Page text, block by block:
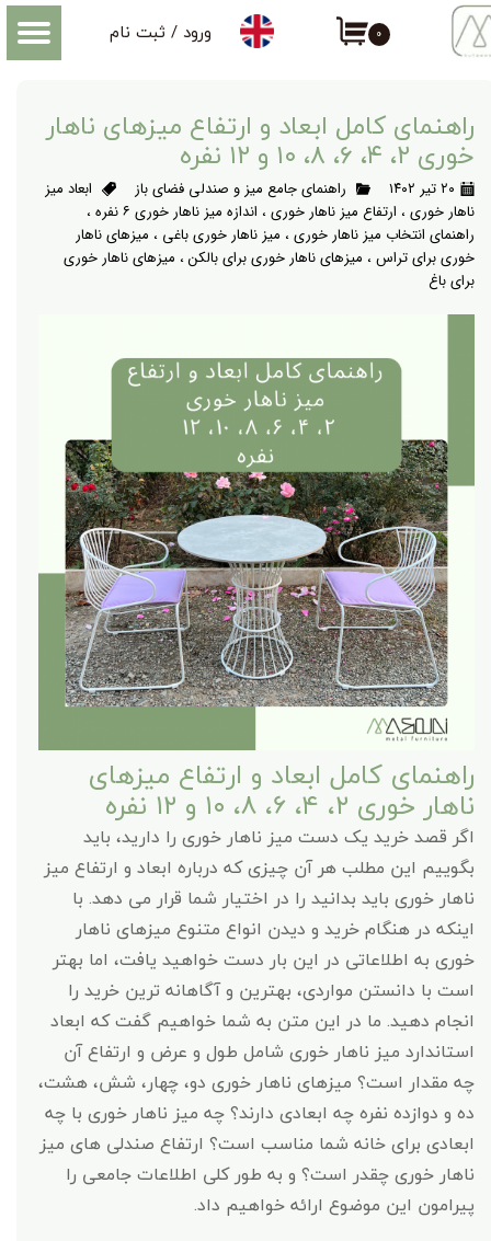
۰ ورود / ثبت نام
حساب کاربری من
سفارشات
خروج از حساب کاربری
راهنمای کامل ابعاد و ارتفاع میزهای ناهار
خوری ۲، ۴، ۶، ۸، ۱۰ و ۱۲ نفره
۲۰ تیر ۱۴۰۲ راهنمای جامع میز و صندلی فضای باز
ابعاد میز
ناهار خوری، ارتفاع میز ناهار خوری، اندازه میز ناهار خوری ۶ نفره
،
راهنمای انتخاب میز ناهار خوری، میز ناهار خوری باغی ، میزهای ناهار
خوری برای تراس، میزهای ناهار خوری برای بالکن، میزهای ناهار خوری
برای باغ
راهنمای کامل ابعاد و ارتفاع میزهای
ناهار خوری ۲، ۴، ۶، ۸، ۱۰ و ۱۲ نفره
اگر قصد خرید یک دست میز ناهار خوری را دارید، باید
بگوییم این مطلب هر آن چیزی که درباره ابعاد و ارتفاع میز
ناهار خوری باید بدانید را در اختیار شما قرار می دهد. با
اینکه در هنگام خرید و دیدن انواع متنوع میزهای ناهار
خوری به اطلاعاتی در این بار دست خواهید یافت، اما بهتر
است با دانستن مواردی، بهترین و آگاهانه ترین خرید را
انجام دهید. ما در این متن به شما خواهیم گفت که ابعاد
استاندارد میز ناهار خوری شامل طول و عرض و ارتفاع آن
چه مقدار است؟ میزهای ناهار خوری دو، چهار، شش، هشت،
ده و دوازده نفره چه ابعادی دارند؟ چه میز ناهار خوری با چه
ابعادی برای خانه شما مناسب است؟ ارتفاع صندلی های میز
ناهار خوری چقدر است؟ و به طور کلی اطلاعات جامعی را
پیرامون این موضوع ارائه خواهیم داد.